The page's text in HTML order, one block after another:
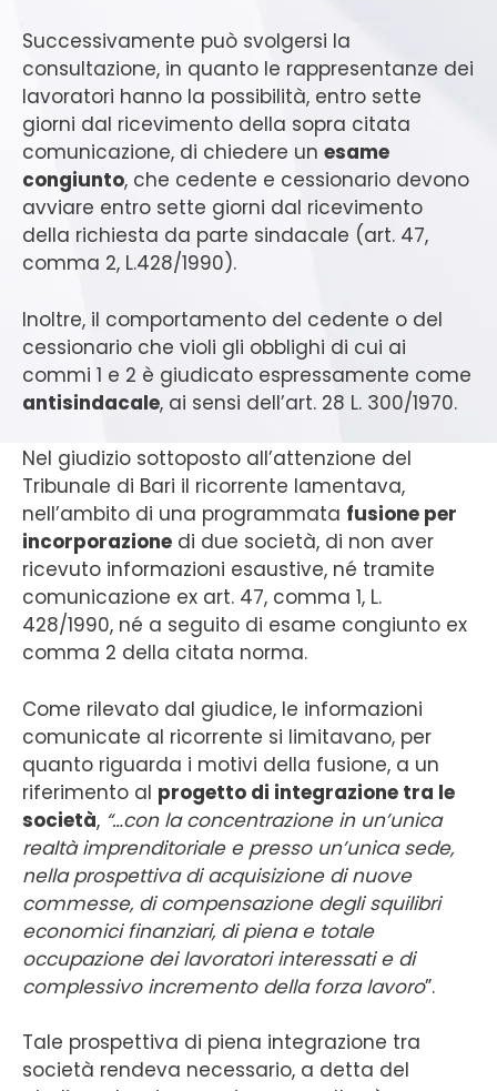
Successivamente può svolgersi la
consultazione, in quanto le rappresentanze dei
lavoratori hanno la possibilità, entro sette
giorni dal ricevimento della sopra citata
comunicazione, di chiedere un esame
congiunto, che cedente e cessionario devono
avviare entro sette giorni dal ricevimento
della richiesta da parte sindacale (art. 47,
comma 2, L.428/1990).
Inoltre, il comportamento del cedente o del
cessionario che violi gli obblighi di cui ai
commi 1 e 2 è giudicato espressamente come
antisindacale, ai sensi dell’art. 28 L. 300/1970.
Nel giudizio sottoposto all’attenzione del
Tribunale di Bari il ricorrente lamentava,
nell’ambito di una programmata fusione per
incorporazione di due società, di non aver
ricevuto informazioni esaustive, né tramite
comunicazione ex art. 47, comma 1, L.
428/1990, né a seguito di esame congiunto ex
comma 2 della citata norma.
Come rilevato dal giudice, le informazioni
comunicate al ricorrente si limitavano, per
quanto riguarda i motivi della fusione, a un
riferimento al progetto di integrazione tra le
società, “…con la concentrazione in un’unica
realtà imprenditoriale e presso un’unica sede,
nella prospettiva di acquisizione di nuove
commesse, di compensazione degli squilibri
economici finanziari, di piena e totale
occupazione dei lavoratori interessati e di
complessivo incremento della forza lavoro”.
Tale prospettiva di piena integrazione tra
società rendeva necessario, a detta del